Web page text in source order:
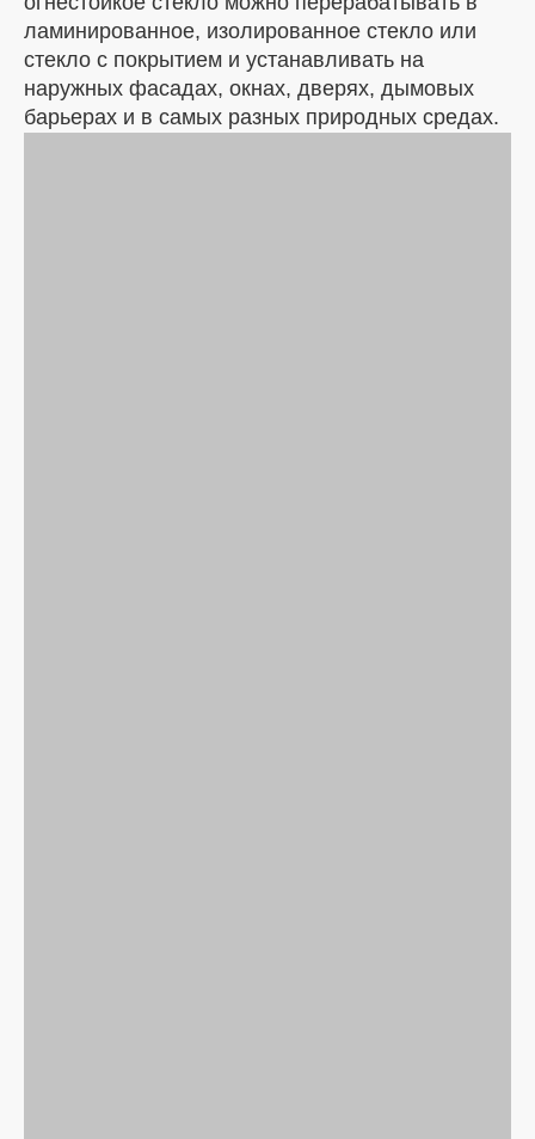
ламинированное, изолированное стекло или
стекло с покрытием и устанавливать на
наружных фасадах, окнах, дверях, дымовых
барьерах и в самых разных природных средах.